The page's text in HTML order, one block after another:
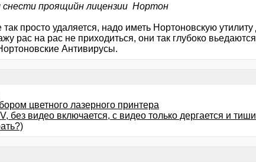
снести проящийн лицензии Нортон
просто удаляется, надо иметь Нортоновскую
рас на рас не приходиться, они так глубоко
Антивирусы.
цветного лазерного принтера
без видео включается, с видео только дергается и